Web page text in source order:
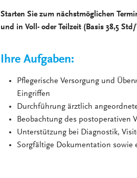
Starten Sie zum nächstmöglichen
und in Voll- oder Teilzeit (Basis 38,5
Ihre Aufgaben:
Pflegerische Versorgung und
Eingriffen
Durchführung ärztlich
Beobachtung des postoperativen
Unterstützung bei Diagnostik,
Sorgfältige Dokumentation